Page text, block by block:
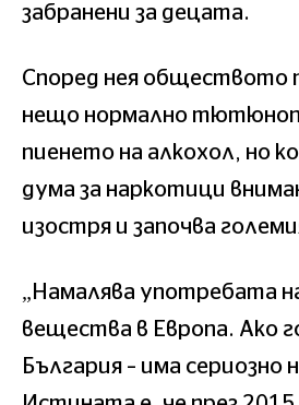
забранени за децата.
Според нея обществото
нещо нормално
пиенето на алкохол, но
дума за наркотици
изостря и започва
„Намалява употребата
вещества в Европа. Ако
България – има сериозно